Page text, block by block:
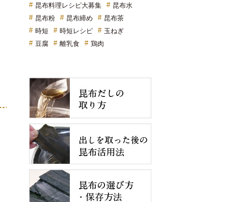
昆布料理レシピ大募集
昆布水
昆布粉
昆布締め
昆布茶
時短
時短レシピ
玉ねぎ
豆腐
離乳食 鶏肉